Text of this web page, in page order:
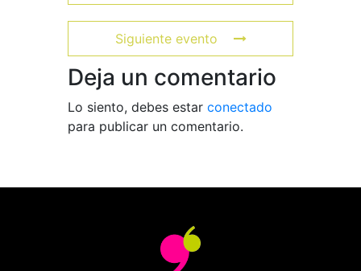
Siguiente evento
Deja un comentario
Lo siento, debes estar conectado
para publicar un comentario.